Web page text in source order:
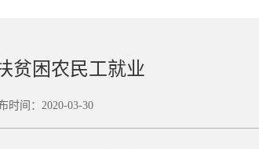
贫困农民工就业
间：2020-03-30